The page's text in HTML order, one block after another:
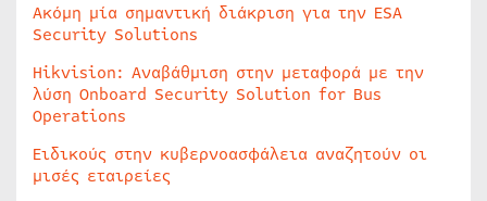
Ακόμη μία σημαντική διάκριση για την ESA
Security Solutions
Hikvision: Αναβάθμιση στην μεταφορά με την
λύση Onboard Security Solution for Bus
Operations
Ειδικούς στην κυβερνοασφάλεια αναζητούν οι
μισές εταιρείες